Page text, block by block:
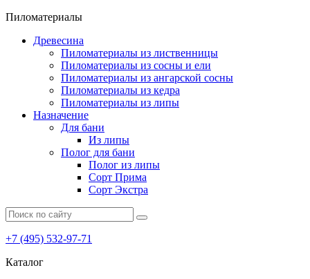
Пиломатериалы
Древесина
Пиломатериалы из лиственницы
Пиломатериалы из сосны и ели
Пиломатериалы из ангарской сосны
Пиломатериалы из кедра
Пиломатериалы из липы
Назначение
Для бани
Из липы
Полог для бани
Полог из липы
Сорт Прима
Сорт Экстра
+7 (495) 532-97-71
Каталог